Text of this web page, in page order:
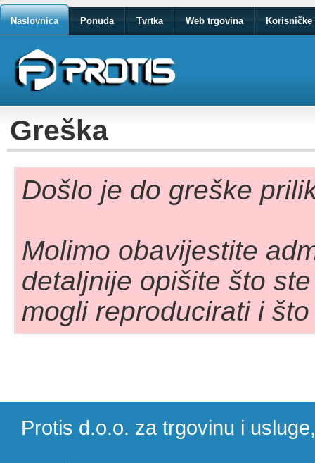
Naslovnica Ponuda Tvrtka Web trgovina Korisničke
Greška
Došlo je do greške
Molimo obavijestite
detaljnije opišite što
mogli reproducirati i
Protis d.o.o. za trgovinu i